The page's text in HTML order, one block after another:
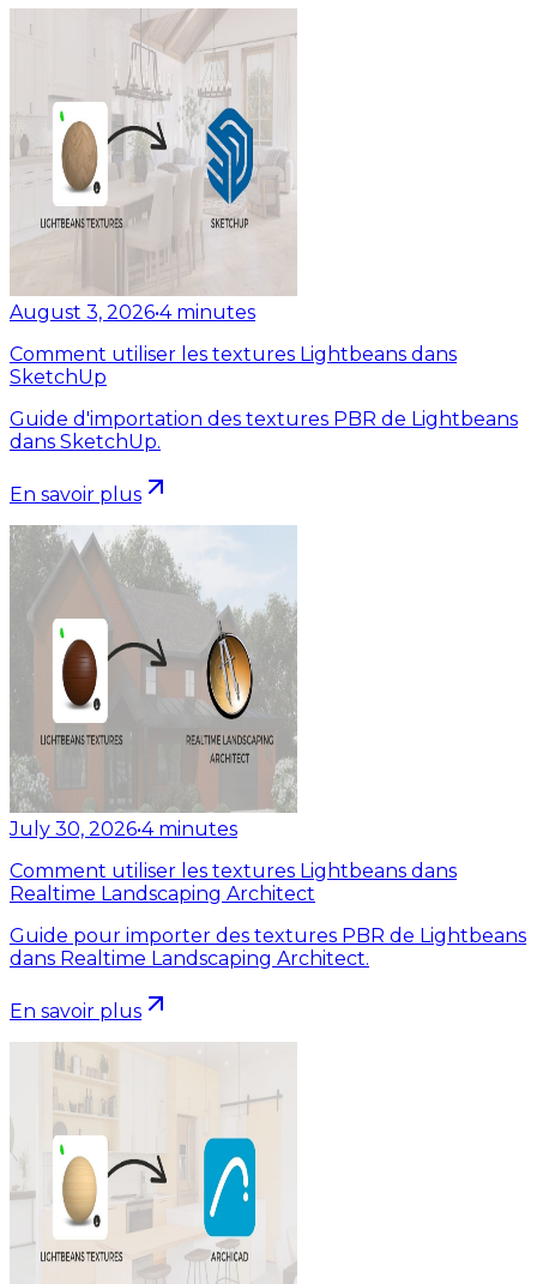
August 3, 2026•4 minutes
Comment utiliser les textures Lightbeans dans
SketchUp
Guide d'importation des textures PBR de Lightbeans
dans SketchUp.
En savoir plus
July 30, 2026•4 minutes
Comment utiliser les textures Lightbeans dans
Realtime Landscaping Architect
Guide pour importer des textures PBR de Lightbeans
dans Realtime Landscaping Architect.
En savoir plus